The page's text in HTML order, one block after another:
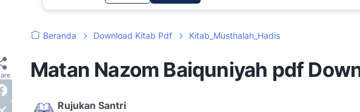
Beranda Download Kitab Pdf Kitab_Musthalah_Hadis
Matan Nazom Baiquniyah pdf
Rujukan Santri